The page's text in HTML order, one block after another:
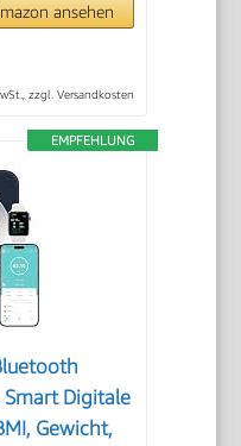
ansehen
zzgl. Versandkosten
EMPFEHLUNG
Digitale
Gewicht,